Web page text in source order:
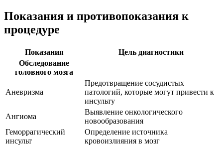
Показания и противопоказания к
процедуре
Показания
Цель диагностики
Обследование
головного мозга
Аневризма
Предотвращение сосудистых
патологий, которые могут привести к
инсульту
Ангиома
Выявление онкологического
новообразования
Геморрагический
инсульт
Определение источника
кровоизлияния в мозг